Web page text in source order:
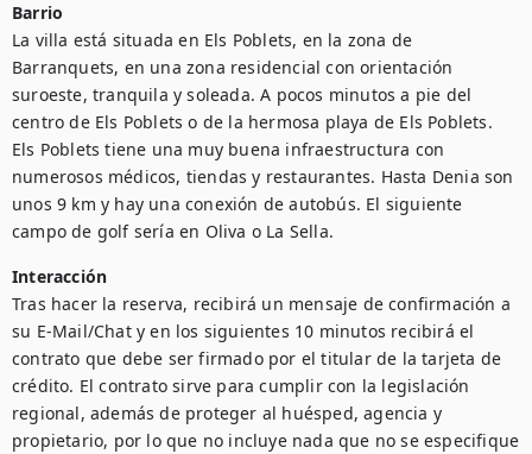
Barrio
La villa está situada en Els Poblets, en la zona de
Barranquets, en una zona residencial con orientación
suroeste, tranquila y soleada. A pocos minutos a pie del
centro de Els Poblets o de la hermosa playa de Els Poblets.
Els Poblets tiene una muy buena infraestructura con
numerosos médicos, tiendas y restaurantes. Hasta Denia son
unos 9 km y hay una conexión de autobús. El siguiente
campo de golf sería en Oliva o La Sella.
Interacción
Tras hacer la reserva, recibirá un mensaje de confirmación a
su E-Mail/Chat y en los siguientes 10 minutos recibirá el
contrato que debe ser firmado por el titular de la tarjeta de
crédito. El contrato sirve para cumplir con la legislación
regional, además de proteger al huésped, agencia y
propietario, por lo que no incluye nada que no se especifique